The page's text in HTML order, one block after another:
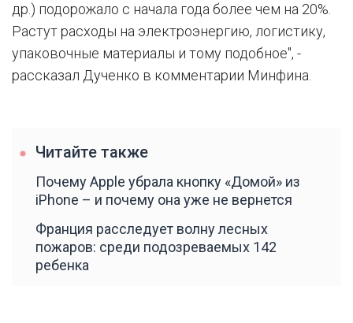
др.) подорожало с начала года более чем на 20%.
Растут расходы на электроэнергию, логистику,
упаковочные материалы и тому подобное", -
рассказал Дученко в комментарии Минфина.
Читайте также
Почему Apple убрала кнопку «Домой» из
iPhone – и почему она уже не вернется
Франция расследует волну лесных
пожаров: среди подозреваемых 142
ребенка